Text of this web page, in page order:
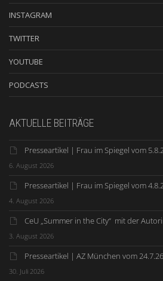
INSTAGRAM
TWITTER
YOUTUBE
PODCASTS
AKTUELLE BEITRÄGE
Presseartikel | Frau im Spiegel vom
6. August 2026
Presseartikel | Frau im Spiegel vom
4. August 2026
CeU „Summer in the City“ mit der
3. August 2026
Presseartikel | AZ München vom 24.7.26
30. Juli 2026